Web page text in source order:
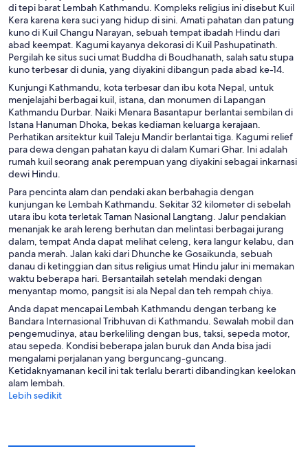
di tepi barat Lembah Kathmandu. Kompleks religius ini disebut Kuil
Kera karena kera suci yang hidup di sini. Amati pahatan dan patung
kuno di Kuil Changu Narayan, sebuah tempat ibadah Hindu dari
abad keempat. Kagumi kayanya dekorasi di Kuil Pashupatinath.
Pergilah ke situs suci umat Buddha di Boudhanath, salah satu stupa
kuno terbesar di dunia, yang diyakini dibangun pada abad ke-14.
Kunjungi Kathmandu, kota terbesar dan ibu kota Nepal, untuk
menjelajahi berbagai kuil, istana, dan monumen di Lapangan
Kathmandu Durbar. Naiki Menara Basantapur berlantai sembilan di
Istana Hanuman Dhoka, bekas kediaman keluarga kerajaan.
Perhatikan arsitektur kuil Taleju Mandir berlantai tiga. Kagumi relief
para dewa dengan pahatan kayu di dalam Kumari Ghar. Ini adalah
rumah kuil seorang anak perempuan yang diyakini sebagai inkarnasi
dewi Hindu.
Para pencinta alam dan pendaki akan berbahagia dengan
kunjungan ke Lembah Kathmandu. Sekitar 32 kilometer di sebelah
utara ibu kota terletak Taman Nasional Langtang. Jalur pendakian
menanjak ke arah lereng berhutan dan melintasi berbagai jurang
dalam, tempat Anda dapat melihat celeng, kera langur kelabu, dan
panda merah. Jalan kaki dari Dhunche ke Gosaikunda, sebuah
danau di ketinggian dan situs religius umat Hindu jalur ini memakan
waktu beberapa hari. Bersantailah setelah mendaki dengan
menyantap momo, pangsit isi ala Nepal dan teh rempah chiya.
Anda dapat mencapai Lembah Kathmandu dengan terbang ke
Bandara Internasional Tribhuvan di Kathmandu. Sewalah mobil dan
pengemudinya, atau berkeliling dengan bus, taksi, sepeda motor,
atau sepeda. Kondisi beberapa jalan buruk dan Anda bisa jadi
mengalami perjalanan yang berguncang-guncang.
Ketidaknyamanan kecil ini tak terlalu berarti dibandingkan keelokan
alam lembah.
Lebih sedikit